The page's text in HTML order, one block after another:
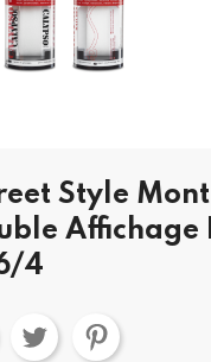
Style
Affichage
4